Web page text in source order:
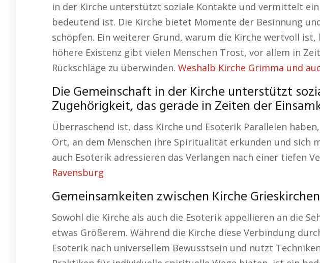
in der Kirche unterstützt soziale Kontakte und vermittelt
bedeutend ist. Die Kirche bietet Momente der Besinnung
schöpfen. Ein weiterer Grund, warum die Kirche wertvoll
höhere Existenz gibt vielen Menschen Trost, vor allem in
Rückschläge zu überwinden. Weshalb Kirche Grimma und
Die Gemeinschaft in der Kirche unterstützt
Zugehörigkeit, das gerade in Zeiten der
Überraschend ist, dass Kirche und Esoterik Parallelen
Ort, an dem Menschen ihre Spiritualität erkunden und sich
auch Esoterik adressieren das Verlangen nach einer tiefen
Ravensburg
Gemeinsamkeiten zwischen Kirche
Sowohl die Kirche als auch die Esoterik appellieren an die
etwas Größerem. Während die Kirche diese Verbindung
Esoterik nach universellem Bewusstsein und nutzt